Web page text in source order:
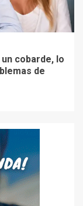
cobarde, lo
de